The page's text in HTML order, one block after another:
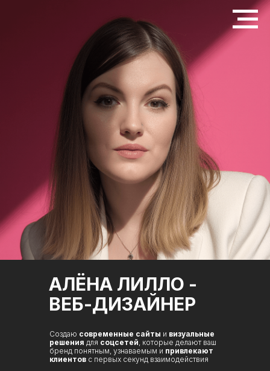
Создаю современные сайты и визуальные
решения для соцсетей, которые делают ваш
бренд понятным, узнаваемым и привлекают
клиентов с первых секунд взаимодействия
АЛЁНА ЛИЛЛО -
ВЕБ-ДИЗАЙНЕР